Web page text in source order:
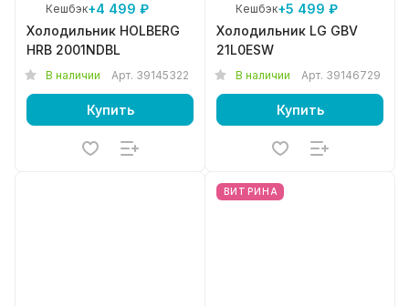
Кешбэк+4 499 ₽
Холодильник HOLBERG
HRB 2001NDBL
В наличии Арт. 39145322
Купить
Кешбэк+5 499 ₽
Холодильник LG GBV
21L0ESW
В наличии Арт. 39146729
Купить
ВИТРИНА